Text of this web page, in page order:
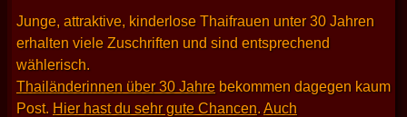
Junge, attraktive, kinderlose Thaifrauen unter 30 Jahren
erhalten viele Zuschriften und sind entsprechend
wählerisch.
Thailänderinnen über 30 Jahre bekommen dagegen kaum
Post. Hier hast du sehr gute Chancen. Auch